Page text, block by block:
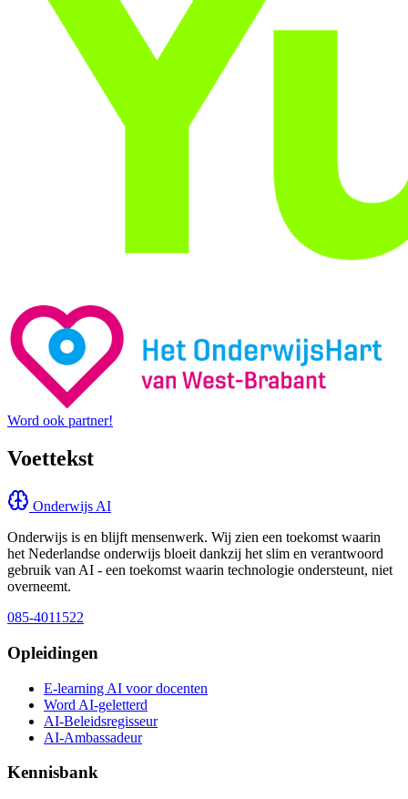
Word ook partner!
Voettekst
Onderwijs AI
Onderwijs is en blijft mensenwerk. Wij zien een toekomst waarin
het Nederlandse onderwijs bloeit dankzij het slim en verantwoord
gebruik van AI - een toekomst waarin technologie ondersteunt, niet
overneemt.
085-4011522
Opleidingen
E-learning AI voor docenten
Word AI-geletterd
AI-Beleidsregisseur
AI-Ambassadeur
Kennisbank